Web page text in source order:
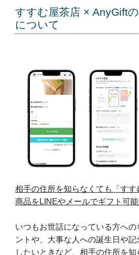
すすむ屋茶店 × AnyGift
について
相手の住所を知らなくても「すす
商品をLINEやメールでギフト可能
いつもお世話になっている方へ
ントや、大事な人への誕生日や
したいときなど、相手の住所を